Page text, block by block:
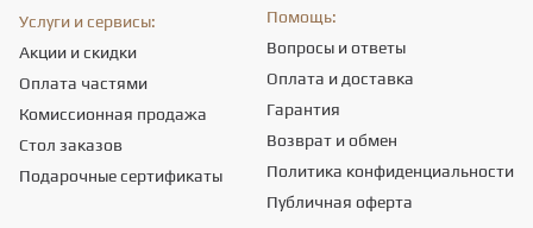
Услуги и сервисы:
Акции и скидки
Оплата частями
Комиссионная продажа
Стол заказов
Подарочные сертификаты
Помощь:
Вопросы и ответы
Оплата и доставка
Гарантия
Возврат и обмен
Политика конфиденциальности
Публичная оферта